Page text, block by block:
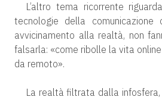
L’altro tema ricorrente
tecnologie della comunicazione
avvicinamento alla realtà, non
falsarla: «come ribolle la vita
da remoto».
La realtà filtrata dalla